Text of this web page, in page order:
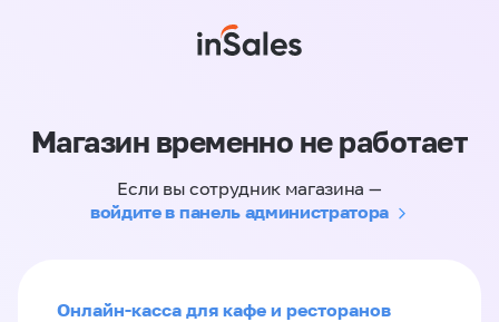
Магазин временно не работает
Если вы сотрудник магазина —
войдите в панель администратора
Онлайн-касса для кафе и ресторанов